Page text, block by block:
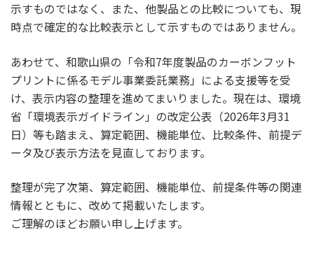
示すものではなく、また、他製品との比較についても、現
時点で確定的な比較表示として示すものではありません。
あわせて、和歌山県の「令和7年度製品のカーボンフット
プリントに係るモデル事業委託業務」による支援等を受
け、表示内容の整理を進めてまいりました。現在は、環境
省「環境表示ガイドライン」の改定公表（2026年3月31
日）等も踏まえ、算定範囲、機能単位、比較条件、前提デ
ータ及び表示方法を見直しております。
整理が完了次第、算定範囲、機能単位、前提条件等の関連
情報とともに、改めて掲載いたします。
ご理解のほどお願い申し上げます。